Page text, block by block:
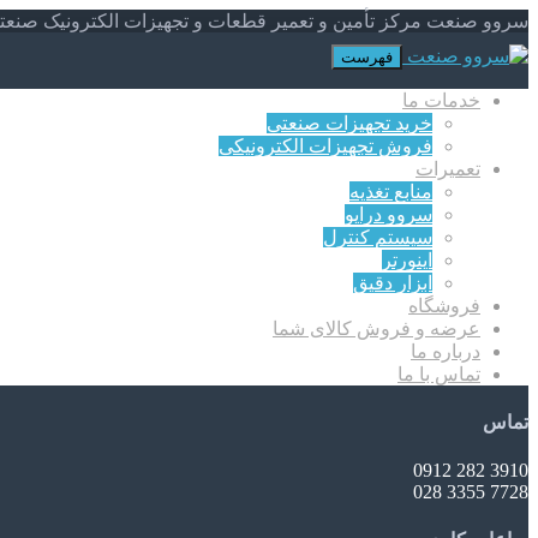
سروو صنعت مرکز تأمین و تعمیر قطعات و تجهیزات الکترونیک
فهرست
خدمات ما
خرید تجهیزات صنعتی
فروش تجهیزات الکترونیکی
تعمیرات
منابع تغذیه
سروو درایو
سیستم کنترل
اینورتر
ابزار دقیق
فروشگاه
عرضه و فروش کالای شما
درباره ما
تماس با ما
تماس
3910 282 0912
7728 3355 028